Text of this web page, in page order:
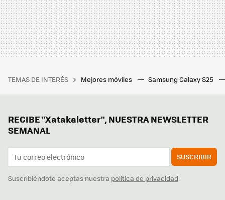
TEMAS DE INTERÉS Mejores móviles Samsung Galaxy S25
RECIBE "Xatakaletter", NUESTRA NEWSLETTER
SEMANAL
SUSCRIBIR
Suscribiéndote aceptas nuestra política de privacidad